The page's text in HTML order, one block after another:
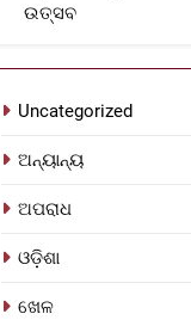
ଉତ୍ସବ
Uncategorized
ଅନ୍ୟାନ୍ୟ
ଅପରାଧ
ଓଡ଼ିଶା
ଖେଳ